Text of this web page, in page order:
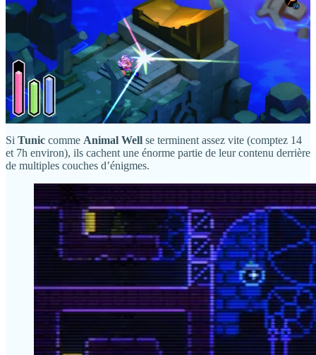
Le premier est un jeu de plates-formes / puzzle, qui nous glisse dans
la peau translucide d’un minuscule blob dans des décors 2Dpixel
. Le second est un hommage àThe Legend of Zelda
incarne un petit renard en cosplay de Link dans des environnements
en 3D isométrique.
Ces jeux, à priori si différents, ont pourtant un point commun
majeur : ils affichent tous les deux une passion dévorante pour
les secrets !
Si Tunic comme Animal Well se terminent assez vite (comptez 14
et 7h environ), ils cachent une énorme partie de leur contenu derrière
de multiples couches d’énigmes.